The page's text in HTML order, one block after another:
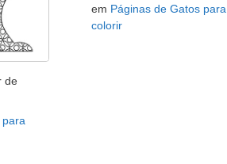
de
em Páginas de Gatos para
colorir